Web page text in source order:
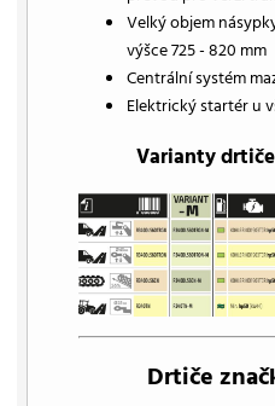
Velký objem
výšce 725 - 820 mm
Centrální systém
Elektrický startér u
Varianty
Drtiče